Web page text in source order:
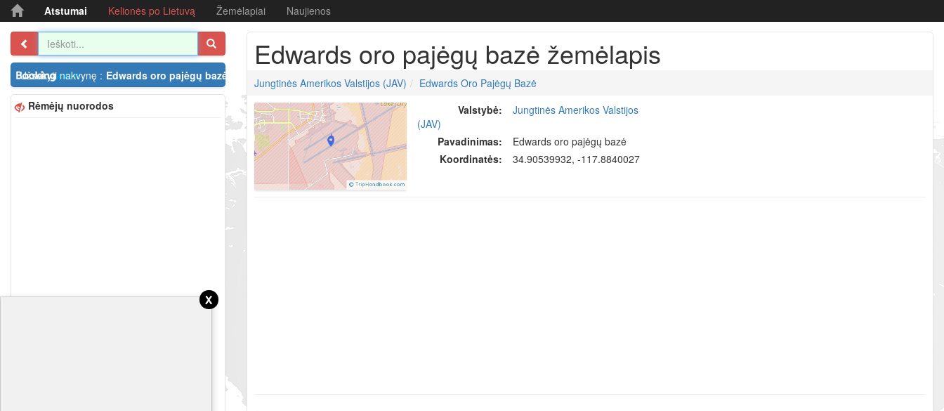
Atstumai Kelionės po Lietuvą Žemėlapiai Naujienos
Užsakyti nakvynę : Edwards oro pajėgų bazė
Rėmėjų nuorodos
Edwards oro pajėgų bazė žemėlapis
Jungtinės Amerikos Valstijos (JAV)
Edwards Oro Pajėgų Bazė
Valstybė:
Jungtinės Amerikos Valstijos
(JAV)
Pavadinimas:
Edwards oro pajėgų bazė
Koordinatės:
34.90539932, -117.8840027
x